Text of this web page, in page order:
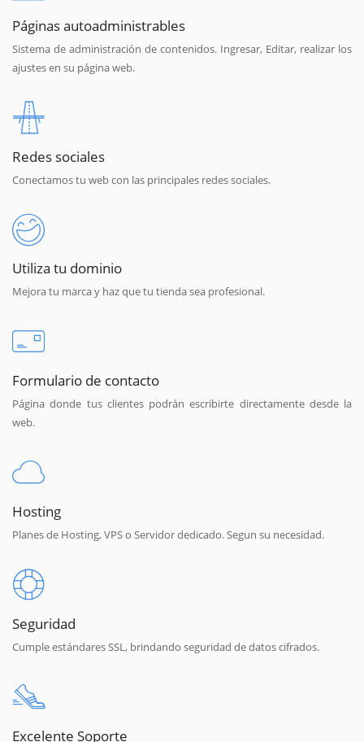
Páginas autoadministrables
Sistema de administración de contenidos. Ingresar, Editar, realizar los
ajustes en su página web.
Redes sociales
Conectamos tu web con las principales redes sociales.
Utiliza tu dominio
Mejora tu marca y haz que tu tienda sea profesional.
Formulario de contacto
Página donde tus clientes podrán escribirte directamente desde la
web.
Hosting
Planes de Hosting, VPS o Servidor dedicado. Segun su necesidad.
Seguridad
Cumple estándares SSL, brindando seguridad de datos cifrados.
Excelente Soporte